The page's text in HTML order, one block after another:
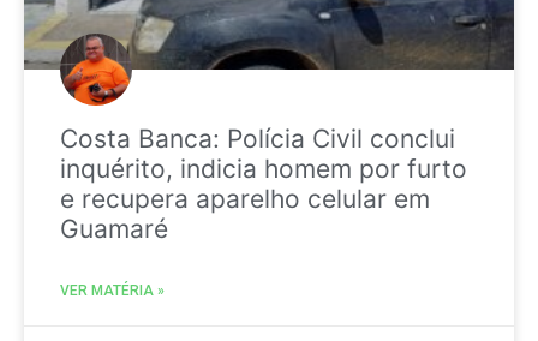
Costa Banca: Polícia Civil conclui
inquérito, indicia homem por furto
e recupera aparelho celular em
Guamaré
VER MATÉRIA »